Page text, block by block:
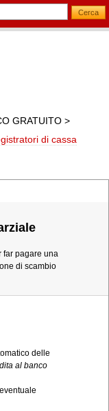
GRATUITO >
di cassa
far pagare una
di scambio
delle
al banco